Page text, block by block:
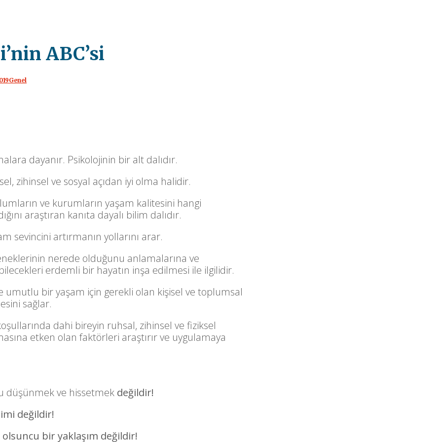
ABC’si
Genel
dayanır. Psikolojinin bir alt dalıdır.
zihinsel ve sosyal açıdan iyi olma halidir.
ve kurumların yaşam kalitesini hangi
araştıran kanıta dayalı bilim dalıdır.
sevincini artırmanın yollarını arar.
nerede olduğunu anlamalarına ve
erdemli bir hayatın inşa edilmesi ile ilgilidir.
umutlu bir yaşam için gerekli olan kişisel ve toplumsal
sağlar.
dahi bireyin ruhsal, zihinsel ve fiziksel
etken olan faktörleri araştırır ve uygulamaya
düşünmek ve hissetmek değildir!
değildir!
bir yaklaşım değildir!